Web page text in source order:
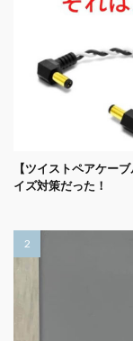
【ツイストペアケー
イズ対策だった！